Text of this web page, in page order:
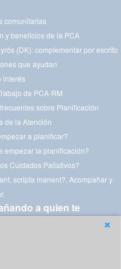
comunitarias
y beneficios de la PCA
(DK): complementar por escrito
que ayudan
interés
de PCA-RM
sobre Planificación
de la Atención
a planificar?
empezar la planificación?
Cuidados Paliativos?
scripta manent?. Acompañar y
a quien te
para descargar